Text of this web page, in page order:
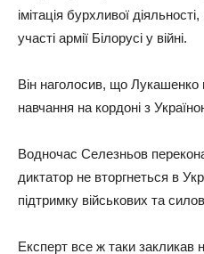
iмiтацiя бурхливої
участі армії Білорусі у війні.
Він наголосив, що
навчання на кордоні з
Водночас Селезньов
диктатор не вторгнеться в
підтримку військових та
Експерт все ж таки закликав